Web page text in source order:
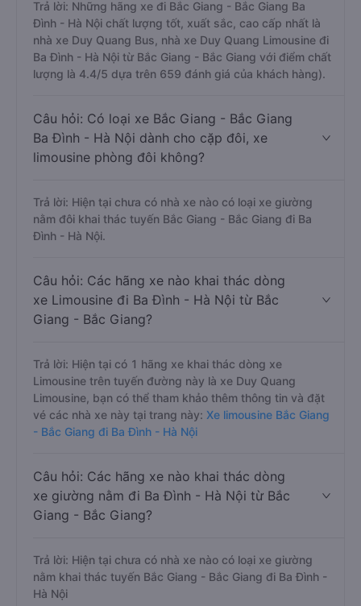
Trả lời: Những hãng xe đi Bắc Giang - Bắc Giang Ba
Đình - Hà Nội chất lượng tốt, xuất sắc, cao cấp nhất là
nhà xe Duy Quang Bus, nhà xe Duy Quang Limousine đi
Ba Đình - Hà Nội từ Bắc Giang - Bắc Giang với điểm chất
lượng là 4.4/5 dựa trên 659 đánh giá của khách hàng).
Câu hỏi: Có loại xe Bắc Giang - Bắc Giang
Ba Đình - Hà Nội dành cho cặp đôi, xe
limousine phòng đôi không?
Trả lời: Hiện tại chưa có nhà xe nào có loại xe giường
nằm đôi khai thác tuyến Bắc Giang - Bắc Giang đi Ba
Đình - Hà Nội.
Câu hỏi: Các hãng xe nào khai thác dòng
xe Limousine đi Ba Đình - Hà Nội từ Bắc
Giang - Bắc Giang?
Trả lời: Hiện tại có 1 hãng xe khai thác dòng xe
Limousine trên tuyến đường này là xe Duy Quang
Limousine, bạn có thể tham khảo thêm thông tin và đặt
vé các nhà xe này tại trang này: Xe limousine Bắc Giang
- Bắc Giang đi Ba Đình - Hà Nội
Câu hỏi: Các hãng xe nào khai thác dòng
xe giường nằm đi Ba Đình - Hà Nội từ Bắc
Giang - Bắc Giang?
Trả lời: Hiện tại chưa có nhà xe nào có loại xe giường
nằm khai thác tuyến Bắc Giang - Bắc Giang đi Ba Đình -
Hà Nội